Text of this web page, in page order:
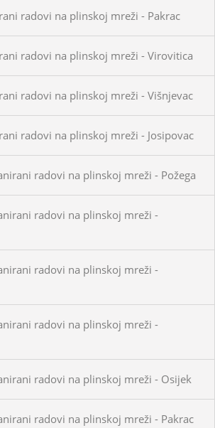
radovi na plinskoj mreži - Pakrac
radovi na plinskoj mreži - Virovitica
radovi na plinskoj mreži - Višnjevac
radovi na plinskoj mreži - Josipovac
radovi na plinskoj mreži - Požega
radovi na plinskoj mreži -
radovi na plinskoj mreži -
radovi na plinskoj mreži -
radovi na plinskoj mreži - Osijek
radovi na plinskoj mreži - Pakrac